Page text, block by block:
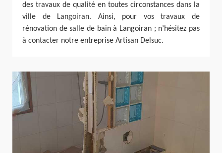
des travaux de qualité en toutes circonstances dans la
ville de Langoiran. Ainsi, pour vos travaux de
rénovation de salle de bain à Langoiran ; n’hésitez pas
à contacter notre entreprise Artisan Delsuc.